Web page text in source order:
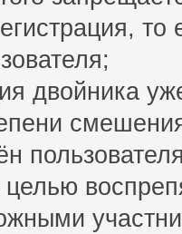
то
двойника
целью